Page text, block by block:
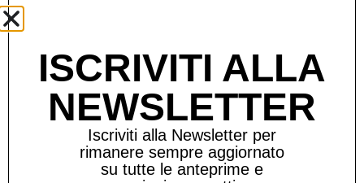
Prodotti Correlati
ISCRIVITI ALLA
NEWSLETTER
Iscriviti alla Newsletter per
rimanere sempre aggiornato
su tutte le anteprime e